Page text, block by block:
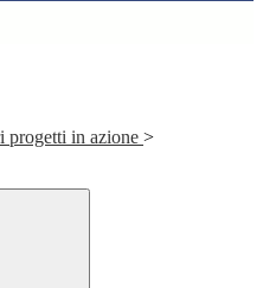
progetti in azione >